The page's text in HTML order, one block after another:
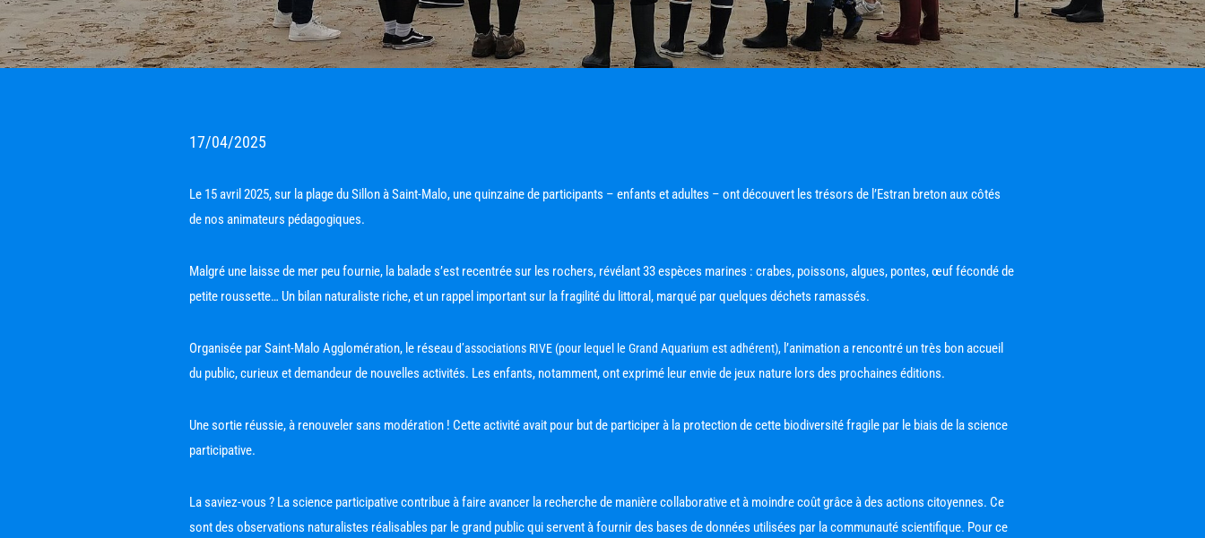
17/04/2025
Le 15 avril 2025, sur la plage du Sillon à Saint-Malo, une quinzaine de participants – enfants et adultes – ont découvert les trésors de l’Estran breton aux côtés
de nos animateurs pédagogiques.
Malgré une laisse de mer peu fournie, la balade s’est recentrée sur les rochers, révélant 33 espèces marines : crabes, poissons, algues, pontes, œuf fécondé de
petite roussette… Un bilan naturaliste riche, et un rappel important sur la fragilité du littoral, marqué par quelques déchets ramassés.
Organisée par Saint-Malo Agglomération, le réseau d’associations RIVE (pour lequel le Grand Aquarium est adhérent), l’animation a rencontré un très bon accueil
du public, curieux et demandeur de nouvelles activités. Les enfants, notamment, ont exprimé leur envie de jeux nature lors des prochaines éditions.
Une sortie réussie, à renouveler sans modération ! Cette activité avait pour but de participer à la protection de cette biodiversité fragile par le biais de la science
participative.
La saviez-vous ? La science participative contribue à faire avancer la recherche de manière collaborative et à moindre coût grâce à des actions citoyennes. Ce
sont des observations naturalistes réalisables par le grand public qui servent à fournir des bases de données utilisées par la communauté scientifique. Pour ce